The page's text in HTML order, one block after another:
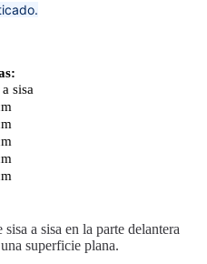
sisa
a sisa en la parte delantera
superficie plana.